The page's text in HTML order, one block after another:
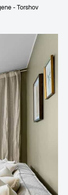
- Torshov